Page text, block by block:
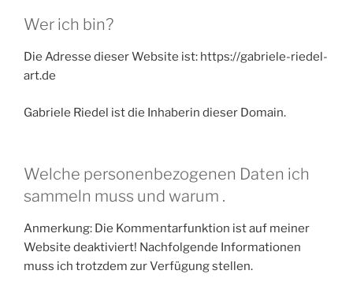
Wer ich bin?
Die Adresse dieser Website ist: https://gabriele-riedel-
art.de
Gabriele Riedel ist die Inhaberin dieser Domain.
Welche personenbezogenen Daten ich
sammeln muss und warum .
Anmerkung: Die Kommentarfunktion ist auf meiner
Website deaktiviert! Nachfolgende Informationen
muss ich trotzdem zur Verfügung stellen.